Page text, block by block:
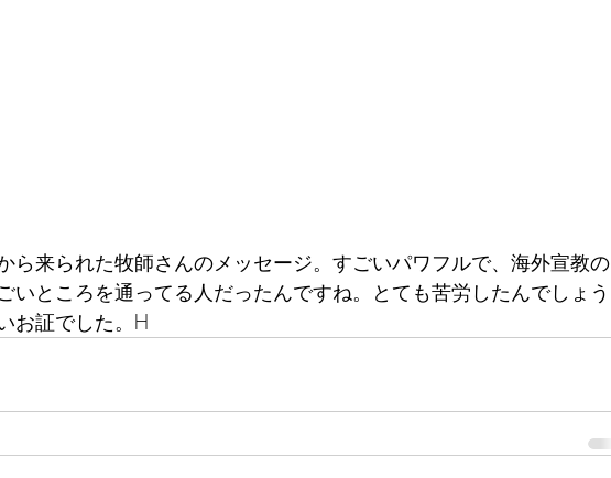
ら来られた牧師さんのメッセージ。すごいパワフルで、海外宣教の
いところを通ってる人だったんですね。とても苦労したんでしょう
お証でした。H